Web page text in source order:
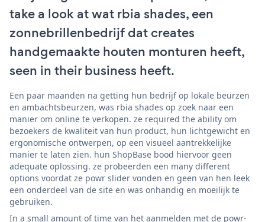
take a look at wat rbia shades, een
zonnebrillenbedrijf dat creates
handgemaakte houten monturen heeft,
seen in their business heeft.
Een paar maanden na getting hun bedrijf op lokale beurzen
en ambachtsbeurzen, was rbia shades op zoek naar een
manier om online te verkopen. ze required the ability om
bezoekers de kwaliteit van hun product, hun lichtgewicht en
ergonomische ontwerpen, op een visueel aantrekkelijke
manier te laten zien. hun ShopBase bood hiervoor geen
adequate oplossing. ze probeerden een many different
options voordat ze powr slider vonden en geen van hen leek
een onderdeel van de site en was onhandig en moeilijk te
gebruiken.
In a small amount of time van het aanmelden met de powr-